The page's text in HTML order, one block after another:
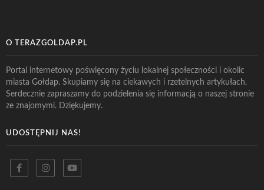
O TERAZGOLDAP.PL
Portal internetowy poświęcony życiu lokalnej społeczności i okolic
miasta Gołdap. Skupiamy się na ciekawych i rzetelnych artykułach.
Serdecznie zapraszamy do podzielenia się informacją o naszej stronie
ze znajomymi. Dziękujemy.
UDOSTĘPNIJ NAS!